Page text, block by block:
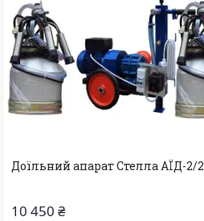
Доїльний апарат Стелла АЇД-2/2
10 450 ₴